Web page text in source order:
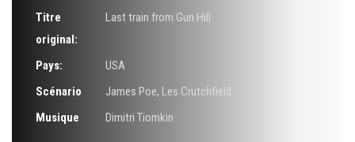
Titre
original:
Last train from Gun Hill
Pays:
USA
Scénario
James Poe, Les Crutchfield
Musique
Dimitri Tiomkin